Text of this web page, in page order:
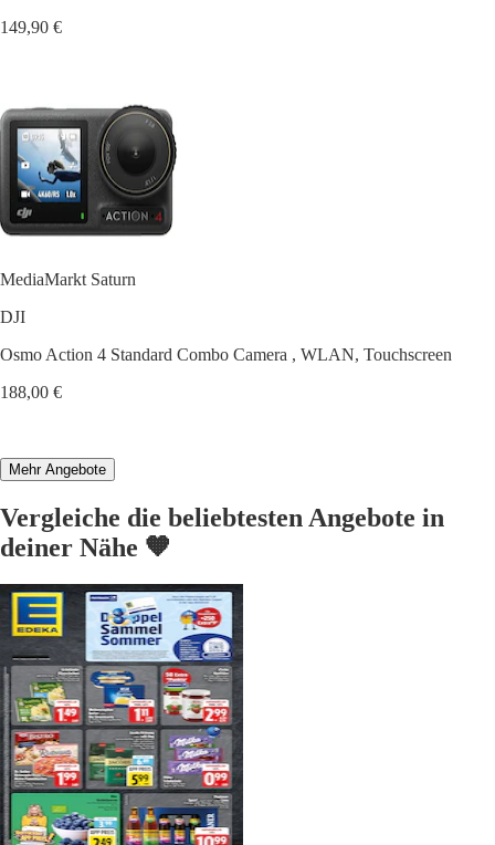
149,90 €
MediaMarkt Saturn
DJI
Osmo Action 4 Standard Combo Camera , WLAN, Touchscreen
188,00 €
Mehr Angebote
Vergleiche die beliebtesten Angebote in
deiner Nähe 🧡